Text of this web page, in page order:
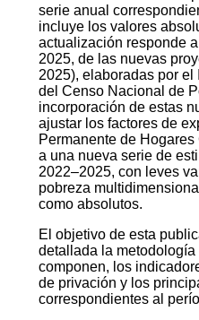
serie anual
incluye los valores
actualización responde
2025, de las nuevas
2025), elaboradas por
del Censo Nacional de
incorporación de estas
ajustar los factores de
Permanente de
a una nueva serie de
2022–2025, con leves
pobreza
como absolutos.
El objetivo de esta
detallada la
componen, los
de privación y los
correspondientes al